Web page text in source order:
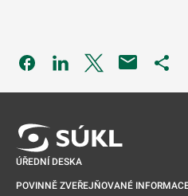
Odkaz se otevře na nové
Odkaz se otevře na
Odkaz se
ÚŘEDNÍ DESKA
POVINNĚ ZVEŘEJŇOVANÉ